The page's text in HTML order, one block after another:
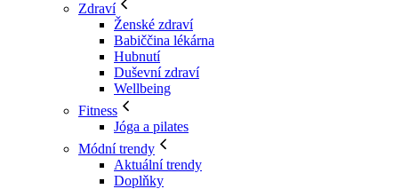
Zdraví
Ženské zdraví
Babiččina lékárna
Hubnutí
Duševní zdraví
Wellbeing
Fitness
Jóga a pilates
Módní trendy
Aktuální trendy
Doplňky